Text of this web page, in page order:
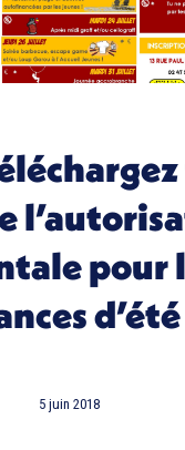
pour
5 juin 2018